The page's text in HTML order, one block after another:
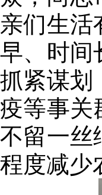
亲们生活
早、时间
抓紧谋划
疫等事关
不留一丝
程度减少